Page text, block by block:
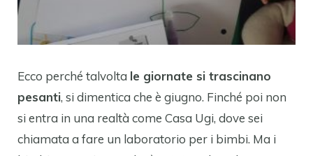
Ecco perché talvolta le giornate si trascinano
pesanti, si dimentica che è giugno. Finché poi non
si entra in una realtà come Casa Ugi, dove sei
chiamata a fare un laboratorio per i bimbi. Ma i